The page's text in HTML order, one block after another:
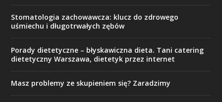
Stomatologia zachowawcza: klucz do zdrowego
uśmiechu i długotrwałych zębów
Porady dietetyczne – błyskawiczna dieta. Tani catering
dietetyczny Warszawa, dietetyk przez internet
Masz problemy ze skupieniem się? Zaradzimy